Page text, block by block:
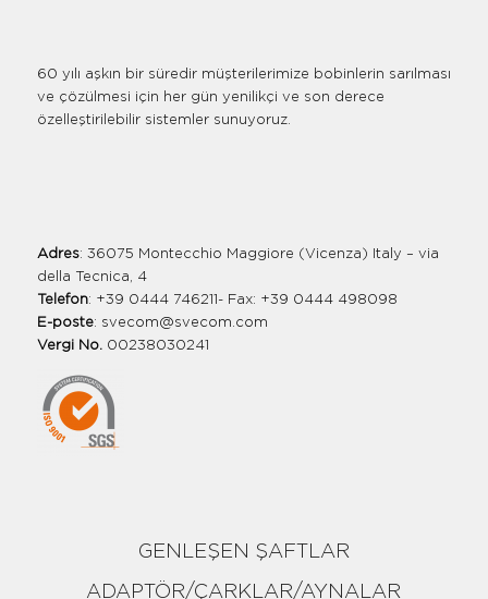
60 yılı aşkın bir süredir müşterilerimize bobinlerin sarılması
ve çözülmesi için her gün yenilikçi ve son derece
özelleştirilebilir sistemler sunuyoruz.
Adres: 36075 Montecchio Maggiore (Vicenza) Italy – via
della Tecnica, 4
Telefon: +39 0444 746211- Fax: +39 0444 498098
E-poste: svecom@svecom.com
Vergi No.00238030241
GENLEŞEN ŞAFTLAR
ADAPTÖR/ÇARKLAR/AYNALAR